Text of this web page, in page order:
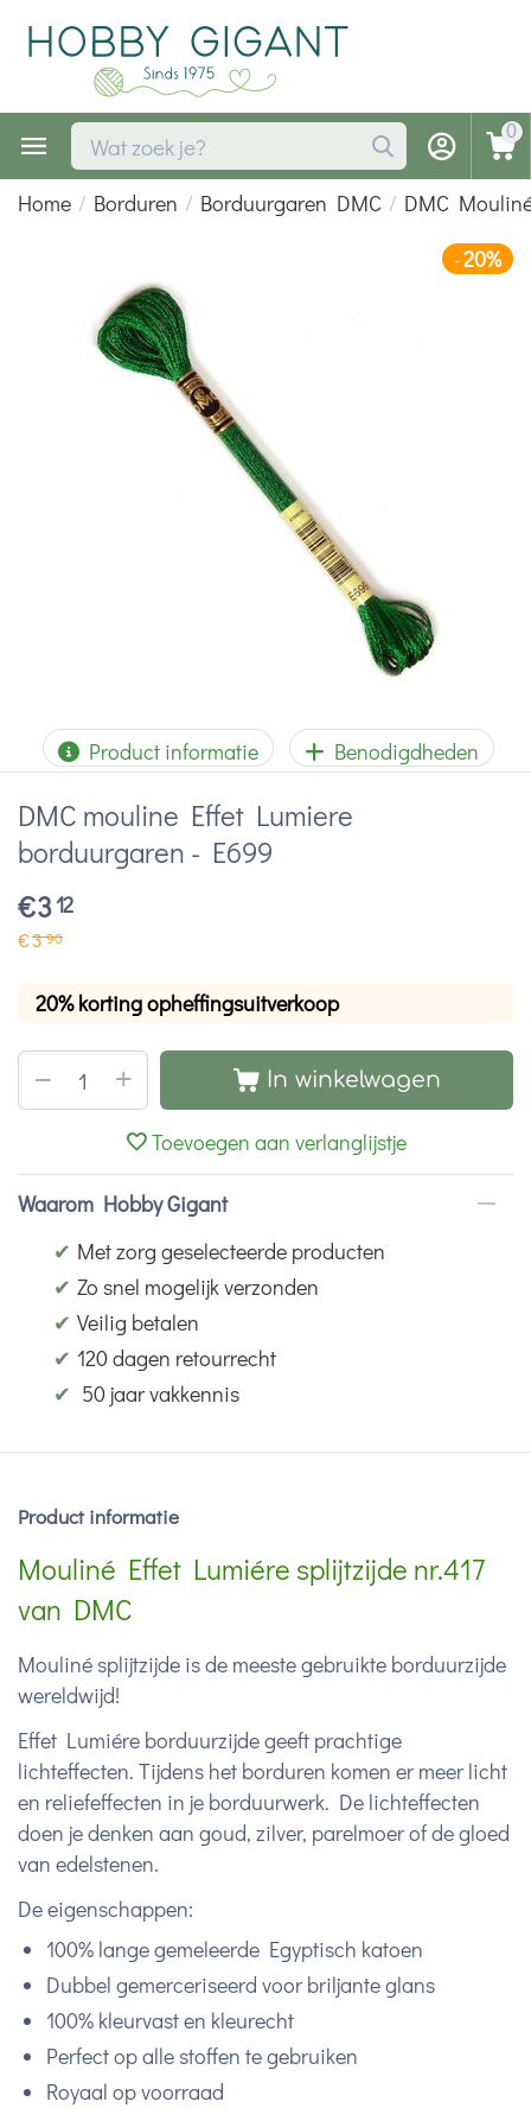
0
Home / Borduren / Borduurgaren DMC / DMC
-20%
Product informatie Benodigdheden
DMC mouline Effet Lumiere
borduurgaren - E699
€312
€390
20% korting opheffingsuitverkoop
+
− In winkelwagen
Toevoegen aan verlanglijstje
Waarom Hobby Gigant
✔ Met zorg geselecteerde producten
✔ Zo snel mogelijk verzonden
✔ Veilig betalen
✔ 120 dagen retourrecht
✔ 50 jaar vakkennis
Product informatie
Mouliné Effet Lumiére splijtzijde nr.417
van DMC
Mouliné splijtzijde is de meeste gebruikte borduurzijde
wereldwijd!
Effet Lumiére borduurzijde geeft prachtige
lichteffecten. Tijdens het borduren komen er meer licht
en reliefeffecten in je borduurwerk. De lichteffecten
doen je denken aan goud, zilver, parelmoer of de gloed
van edelstenen.
De eigenschappen:
100% lange gemeleerde Egyptisch katoen
Dubbel gemerceriseerd voor briljante glans
100% kleurvast en kleurecht
Perfect op alle stoffen te gebruiken
Royaal op voorraad